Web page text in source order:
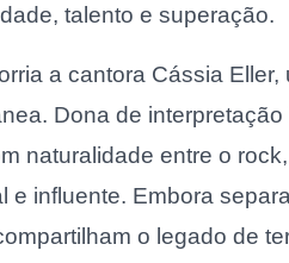
talento e superação.
a cantora Cássia
Dona de
naturalidade entre o
e influente. Embora
o legado de